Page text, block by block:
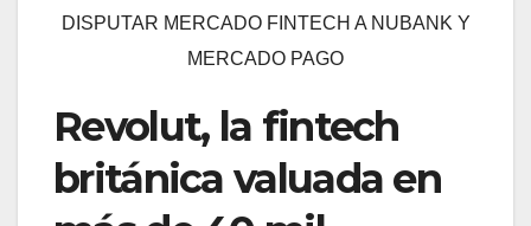
DISPUTAR MERCADO FINTECH A NUBANK Y
MERCADO PAGO
Revolut, la fintech
británica valuada en